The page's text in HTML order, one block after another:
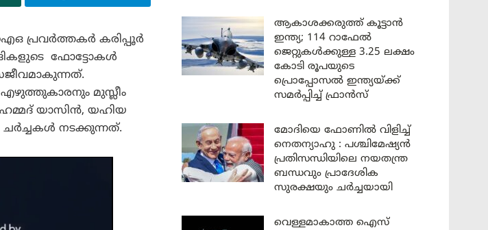
പ്രവര്‍ത്തകര്‍ കരിപ്പൂര്‍
ഫോട്ടോകൾ
മുസ്ലീം
യാസിന്‍, യഹിയ
നടക്കുന്നത്.
ആകാശക്കരുത്ത് കൂട്ടാൻ
ഇന്ത്യ; 114 റാഫേൽ
ജെറ്റുകൾക്കുള്ള 3.25 ലക്ഷം
കോടി രൂപയുടെ
പ്രൊപ്പോസൽ ഇന്ത്യയ്ക്ക്
സമർപ്പിച്ച് ഫ്രാൻസ്
മോദിയെ ഫോണിൽ വിളിച്ച്
നെതന്യാഹു : പശ്ചിമേഷ്യൻ
പ്രതിസന്ധിയിലെ നയതന്ത്ര
ബന്ധവും പ്രാദേശിക
സുരക്ഷയും ചർച്ചയായി
വെള്ളമാകാത്ത ഐസ്